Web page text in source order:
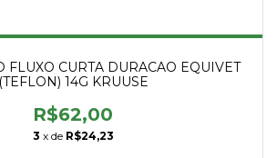
FLUXO CURTA DURACAO EQUIVET
(TEFLON) 14G KRUUSE
R$62,00
3 x de R$24,23